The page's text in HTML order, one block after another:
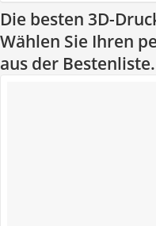
Die besten 3D-
Wählen Sie Ihren
aus der Bestenliste.